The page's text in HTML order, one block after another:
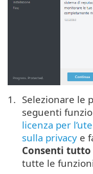
Selezionare le
seguenti
licenza per
sulla privacy e
Consenti
tutte le